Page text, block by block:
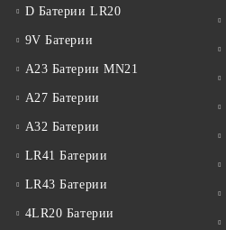
D Батерии LR20
9V Батерии
A23 Батерии MN21
A27 Батерии
A32 Батерии
LR41 Батерии
LR43 Батерии
4LR20 Батерии